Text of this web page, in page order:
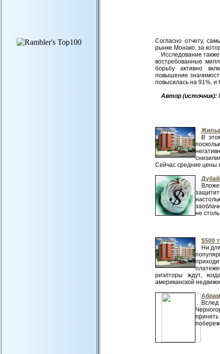
Согласно отчету,
рынке Монако, за
Исследование
востребованные
борьбу активно
повышение
повысилась на 91%,
Автор (источник):
В
Сейчас средние цены
не
$500
Ни
риэлторы ждут,
американской